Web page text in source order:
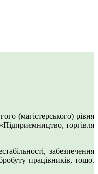
(магістерського) рівня
торгівля
забезпечення
працівників, тощо.